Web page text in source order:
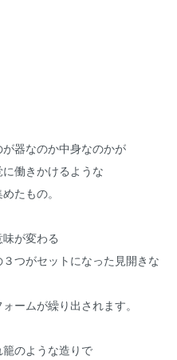
器なのか中身なのかが
働きかけるような
たもの。
が変わる
つがセットになった見開きな
ームが繰り出されます。
のような造りで